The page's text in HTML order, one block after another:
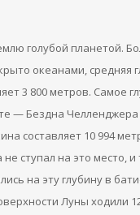
голубой планетой.
океанами, средняя
3 800 метров. Самое
— Бездна
составляет 10 994
ступал на это место, и
на эту глубину в
Луны ходили